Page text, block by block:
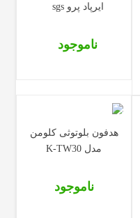
ایرپاد پرو sgs
ناموجود
هدفون بلوتوثی کلومن
مدل K-TW30
ناموجود